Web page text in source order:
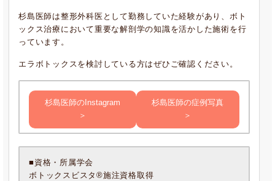
杉島医師は整形外科医として勤務していた経験があり、ボト
ックス治療において重要な解剖学の知識を活かした施術を行
っています。
エラボトックスを検討している方はぜひご確認ください。
杉島医師のInstagram
＞
杉島医師の症例写真
＞
■資格・所属学会
ボトックスビスタ®施注資格取得